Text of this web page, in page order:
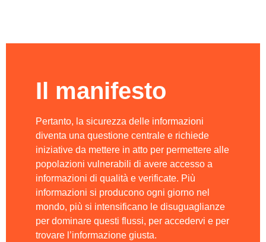
Il manifesto
Pertanto, la sicurezza delle informazioni
diventa una questione centrale e richiede
iniziative da mettere in atto per permettere alle
popolazioni vulnerabili di avere accesso a
informazioni di qualità e verificate. Più
informazioni si producono ogni giorno nel
mondo, più si intensificano le disuguaglianze
per dominare questi flussi, per accedervi e per
trovare l’informazione giusta.